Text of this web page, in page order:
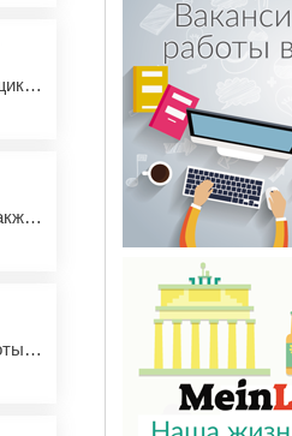
Добрый день, ищу работу - промышленный электрик, электронщик , (инженер КИПиА), опыт . Паспорт ЕС. английский , интенсивно учу немецкий. Просьба не стройка, Буду признателен за любую помощь.
Сантехник САНТЕХНИК KLEMPNER . Ищу роботу в Берлине, также предоставляю услуги сантехника. Наличие всего необходимого инструмента, прес, заворозка и свой транспорт. тел. WhatsApp. +4915211974141
Ищу работу помощницы по хозяйству ,сиделка Имею опыт работы в семье в Берлине Есть рекомендации . В обязанности входило . Уход за дедушкой 96 лет Приготовление завтрака,обеда . Помощь в личной гигиене Уборка помещения ,сухая ,влажная . Помощь по уходу на приусадебном участке Стрижка газона,полив цве...